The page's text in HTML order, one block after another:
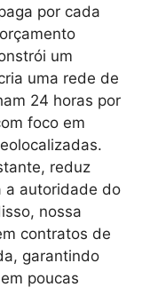
por cada
um
uma rede de
24 horas por
foco em
reduz
a autoridade do
nossa
contratos de
garantindo
poucas